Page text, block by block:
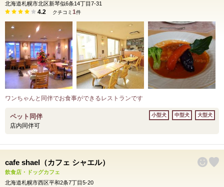
北海道札幌市北区新琴似6条14丁目7-31
4.2 クチコミ 1件
ワンちゃんと同伴でお食事ができるレストランです
ペット同伴
店内同伴可
小型犬 中型犬 大型犬
cafe shael（カフェ シャエル）
飲食店・ドッグカフェ
北海道札幌市西区平和2条7丁目5-20